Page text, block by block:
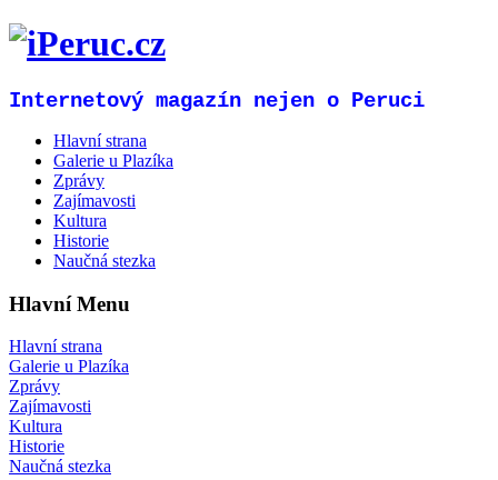
Internetový magazín nejen o Peruci
Hlavní strana
Galerie u Plazíka
Zprávy
Zajímavosti
Kultura
Historie
Naučná stezka
Hlavní Menu
Hlavní strana
Galerie u Plazíka
Zprávy
Zajímavosti
Kultura
Historie
Naučná stezka